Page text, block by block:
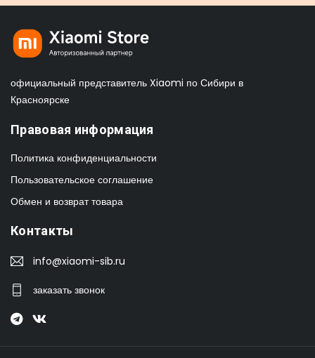
официальный представитель Xiaomi по Сибири в
Красноярске
Правовая информация
Политика конфиденциальности
Пользовательское соглашение
Обмен и возврат товара
Контакты
info@xiaomi-sib.ru
заказать звонок